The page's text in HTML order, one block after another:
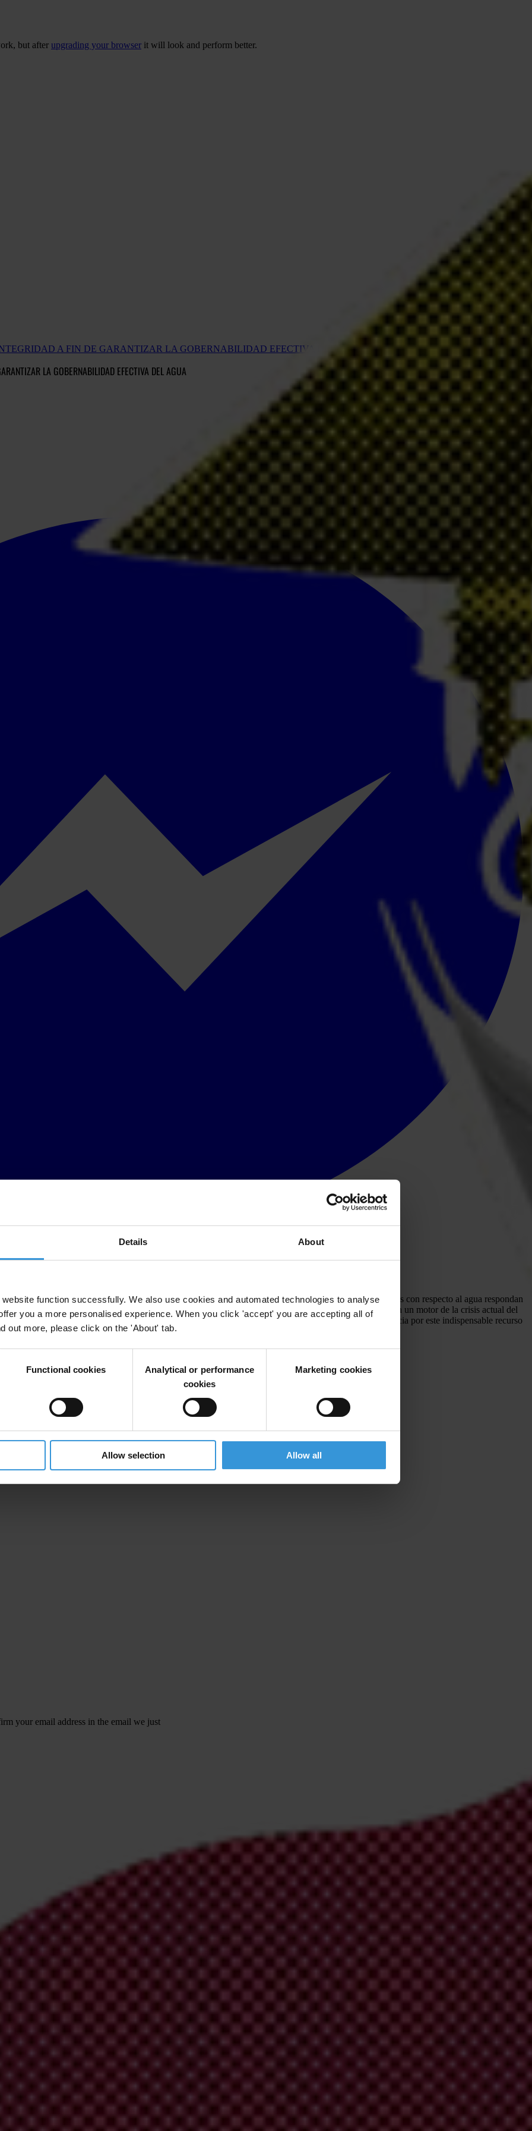
Details About
function successfully. We also use cookies and automated technologies to analyse
you a more personalised experience. When you click 'accept' you are accepting all of
out more, please click on the 'About' tab.
Functional cookies
Analytical or performance
cookies
Marketing cookies
Allow selection Allow all
but after upgrading your browser it will look and perform better.
A FIN DE GARANTIZAR LA GOBERNABILIDAD EFECTIVA DEL AGUA
LA GOBERNABILIDAD EFECTIVA DEL AGUA
y rendición de cuentas son los principios rectores que garantizan que las políticas y decisiones con respecto al agua respondan
integridad se deteriora y la corrupción gana terreno. En el caso del agua, la corrupción se ha convertido en un motor de la crisis actual del
las provisiones de agua han disminuido, la demanda de usuarios ha incrementado y la competencia por este indispensable recurso
han aumentado a lo largo de este sector.
your email address in the email we just
your email address in the email we just sent to you